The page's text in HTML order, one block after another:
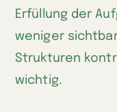
Erfüllung der
weniger
Strukturen
wichtig.